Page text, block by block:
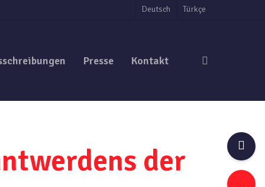
Deutsch Türkçe
Presse Kontakt
der